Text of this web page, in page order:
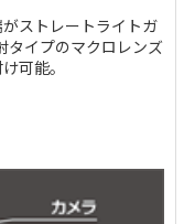
ストレートライトガ
イプのマクロレンズ
可能。